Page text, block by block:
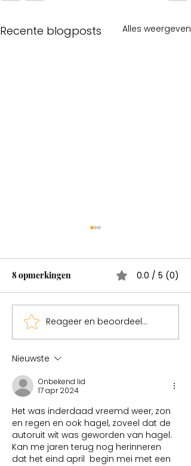
Recente blogposts Alles weergeven
Test
8 opmerkingen 0.0 / 5 (0)
Reageer en beoordeel...
Nieuwste
Onbekend lid
17 apr 2024
Het was inderdaad vreemd weer, zon
en regen en ook hagel, zoveel dat de
autoruit wit was geworden van hagel.
Kan me jaren terug nog herinneren
dat het eind april  begin mei met een